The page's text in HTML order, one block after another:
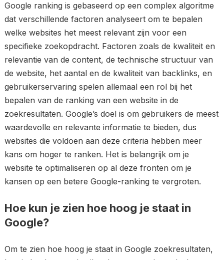
Google ranking is gebaseerd op een complex algoritme
dat verschillende factoren analyseert om te bepalen
welke websites het meest relevant zijn voor een
specifieke zoekopdracht. Factoren zoals de kwaliteit en
relevantie van de content, de technische structuur van
de website, het aantal en de kwaliteit van backlinks, en
gebruikerservaring spelen allemaal een rol bij het
bepalen van de ranking van een website in de
zoekresultaten. Google’s doel is om gebruikers de meest
waardevolle en relevante informatie te bieden, dus
websites die voldoen aan deze criteria hebben meer
kans om hoger te ranken. Het is belangrijk om je
website te optimaliseren op al deze fronten om je
kansen op een betere Google-ranking te vergroten.
Hoe kun je zien hoe hoog je staat in
Google?
Om te zien hoe hoog je staat in Google zoekresultaten,